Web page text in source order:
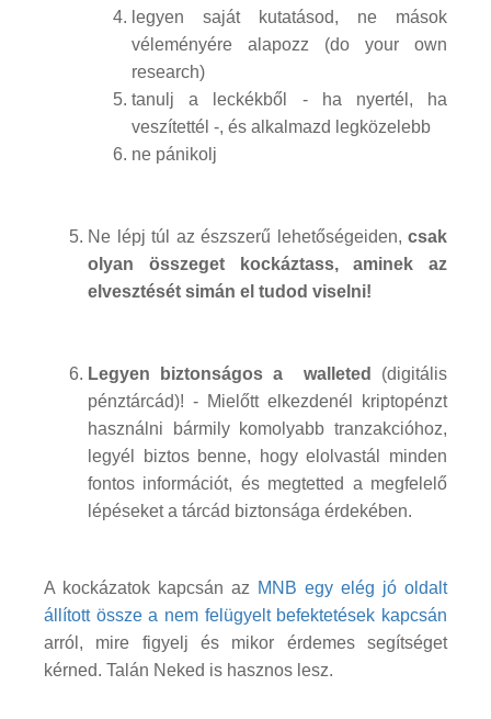
legyen saját kutatásod, ne mások
véleményére alapozz (do your own
research)
tanulj a leckékből - ha nyertél, ha
veszítettél -, és alkalmazd legközelebb
ne pánikolj
Ne lépj túl az észszerű lehetőségeiden, csak
olyan összeget kockáztass, aminek az
elvesztését simán el tudod viselni!
Legyen biztonságos a walleted
(digitális
pénztárcád)! - Mielőtt elkezdenél kriptopénzt
használni bármily komolyabb tranzakcióhoz,
legyél biztos benne, hogy elolvastál minden
fontos információt, és megtetted a megfelelő
lépéseket a tárcád biztonsága érdekében.
A kockázatok kapcsán az MNB egy elég jó oldalt
állított össze a nem felügyelt befektetések kapcsán
arról, mire figyelj és mikor érdemes segítséget
kérned. Talán Neked is hasznos lesz.